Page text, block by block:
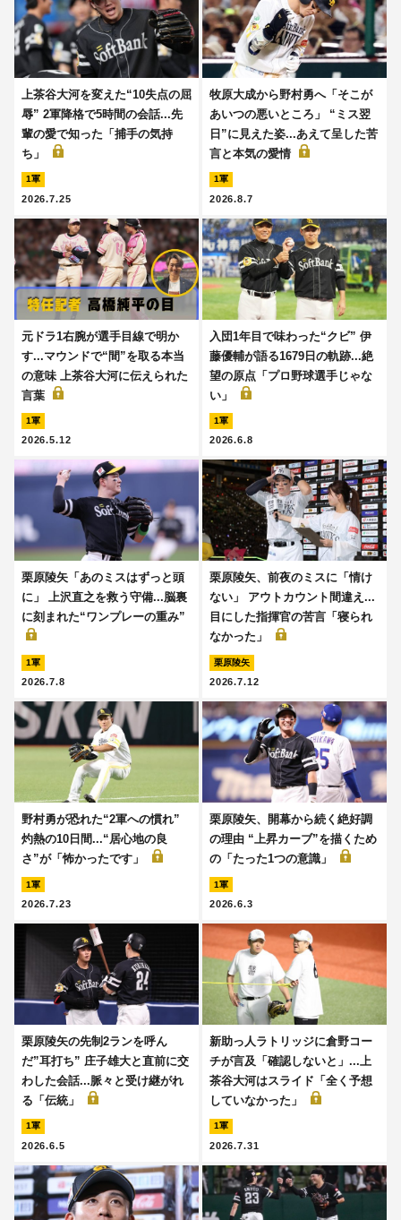
上茶谷大河を変えた“10失点の屈
辱” 2軍降格で5時間の会話...先
輩の愛で知った「捕手の気持
ち」
1軍
2026.7.25
牧原大成から野村勇へ「そこが
あいつの悪いところ」 “ミス翌
日”に見えた姿...あえて呈した苦
言と本気の愛情
1軍
2026.8.7
元ドラ1右腕が選手目線で明か
す...マウンドで“間”を取る本当
の意味 上茶谷大河に伝えられた
言葉
1軍
2026.5.12
入団1年目で味わった“クビ” 伊
藤優輔が語る1679日の軌跡...絶
望の原点「プロ野球選手じゃな
い」
1軍
2026.6.8
栗原陵矢「あのミスはずっと頭
に」 上沢直之を救う守備...脳裏
に刻まれた“ワンプレーの重み”
1軍
2026.7.8
栗原陵矢、前夜のミスに「情け
ない」 アウトカウント間違え...
目にした指揮官の苦言「寝られ
なかった」
栗原陵矢
2026.7.12
野村勇が恐れた“2軍への慣れ”
灼熱の10日間...“居心地の良
さ”が「怖かったです」
1軍
2026.7.23
栗原陵矢、開幕から続く絶好調
の理由 “上昇カーブ”を描くため
の「たった1つの意識」
1軍
2026.6.3
栗原陵矢の先制2ランを呼ん
だ”耳打ち” 庄子雄大と直前に交
わした会話...脈々と受け継がれ
る「伝統」
1軍
2026.6.5
新助っ人ラトリッジに倉野コー
チが言及「確認しないと」...上
茶谷大河はスライド「全く予想
していなかった」
1軍
2026.7.31